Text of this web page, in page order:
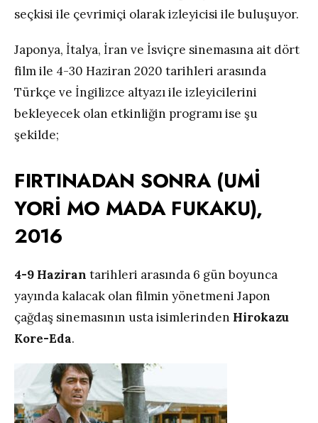
seçkisi ile çevrimiçi olarak izleyicisi ile buluşuyor.
Japonya, İtalya, İran ve İsviçre sinemasına ait dört
film ile 4-30 Haziran 2020 tarihleri arasında
Türkçe ve İngilizce altyazı ile izleyicilerini
bekleyecek olan etkinliğin programı ise şu
şekilde;
FIRTINADAN SONRA (UMİ
YORİ MO MADA FUKAKU),
2016
4-9 Haziran tarihleri arasında 6 gün boyunca
yayında kalacak olan filmin yönetmeni Japon
çağdaş sinemasının usta isimlerinden Hirokazu
Kore-Eda.